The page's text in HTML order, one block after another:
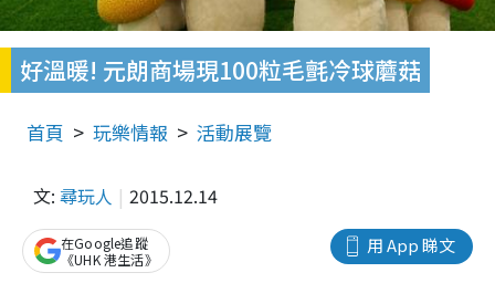
好溫暖! 元朗商場現100粒毛氈冷球蘑菇
首頁 玩樂情報 活動展覽
文: 尋玩人 2015.12.14
用 App 睇文
在Google追蹤
《UHK 港生活》